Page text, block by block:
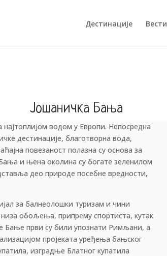
Дестинације Вести
Јошаничка Бања
водом у Европи. Непосредна
дестинације, благотворна вода,
повезаност полазна су основа за
и њена околина су богате зеленилом
део природе посебне вредности,
за балнеолошки туризам и чини
обољења, припрему спортиста, кутак
Бање први су били упознати Римљани, а
пројеката уређења бањског
изградње Блатног купатила